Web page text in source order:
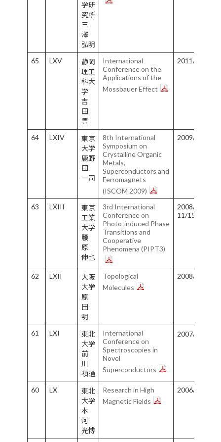
学研
究所
三
澤
弘明
65 LXV
静岡
理工
科大
学
吉
田
豊
International
Conference on the
Applications of the
Mossbauer Effect
2011/9/25-9/
64 LXIV
東京
大学
鹿野
田
一司
8th International
Symposium on
Crystalline Organic
Metals,
Superconductors and
Ferromagnets
(ISCOM 2009)
2009/9/12-9/
63 LXIII
東京
工業
大学
腰
原
伸也
3rd International
Conference on
Photo-induced Phase
Transitions and
Cooperative
Phenomena (PIPT3)
2008/11/11-
11/15
62 LXII
大阪
大学
原
田
明
Topological
Molecules
2008/9/1-9/4
61 LXI
東北
大学
前
川
禎通
International
Conference on
Spectroscopies in
Novel
Superconductors
2007/8/
60 LX
東北
大学
本
河
光博
Research in High
Magnetic Fields
2006/8/16-8/